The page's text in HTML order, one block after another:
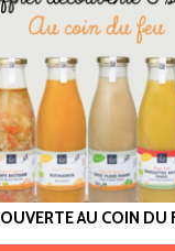
AU COIN